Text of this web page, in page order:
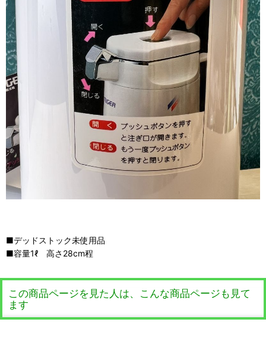
■デッドストック未使用品
■容量1ℓ 高さ28cm程
この商品ページを見た人は、こんな商品ページも見て
ます